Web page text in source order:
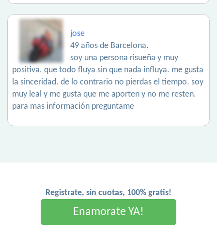
jose
49 años de Barcelona.
soy una persona risueña y muy
positiva. que todo fluya sin que nada influya. me gusta
la sinceridad. de lo contrario no pierdas el tiempo. soy
muy leal y me gusta que me aporten y no me resten.
para mas información preguntame
Registrate, sin cuotas, 100% gratis!
Enamorate YA!